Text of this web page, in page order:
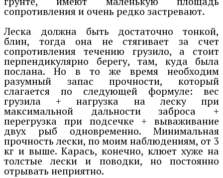
сопротивления и очень редко застревают.
Леска должна быть достаточно тонкой,
блин, тогда она не стягивает за счет
сопротивления течению грузило, а стоит
перпендикулярно берегу, там, куда была
послана. Но в то же время необходим
разумный запас прочности, который
слагается по следующей формуле: вес
грузила + нагрузка на леску при
максимальной дальности заброса +
перегрузка при подсечке + вываживание
двух рыб одновременно. Минимальная
прочность лески, по моим наблюдениям, от 3
кг и выше. Карась, конечно, клюет хуже на
толстые лески и поводки, но постоянно
отрывать неприятно.